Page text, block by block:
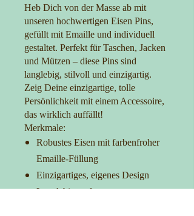
Heb Dich von der Masse ab mit
unseren hochwertigen Eisen Pins,
gefüllt mit Emaille und individuell
gestaltet. Perfekt für Taschen, Jacken
und Mützen – diese Pins sind
langlebig, stilvoll und einzigartig.
Zeig Deine einzigartige, tolle
Persönlichkeit mit einem Accessoire,
das wirklich auffällt!
Merkmale:
Robustes Eisen mit farbenfroher
Emaille-Füllung
Einzigartiges, eigenes Design
Langlebig und